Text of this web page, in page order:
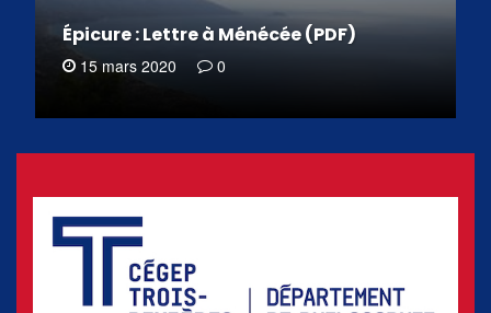
Épicure : Lettre à Ménécée (PDF)
15 mars 2020 0